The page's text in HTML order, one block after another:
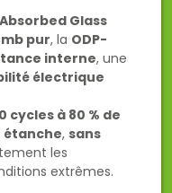
Glass
pur, la ODP-
interne, une
électrique
cycles à 80 % de
, sans
les
extrêmes.